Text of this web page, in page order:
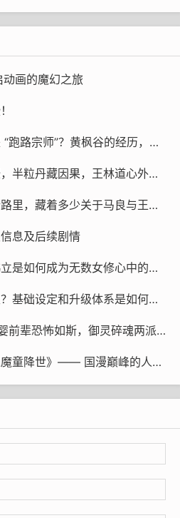
人物生动的表情背后蕴含的巨
没有什么华丽套路，讲的就是
运推着他向前走一步，遭遇危
，也不乏一丝狡黠。经过重重
效逼真，打斗场面流畅，更让
顽强毅力逆袭人生的可能。
角色也让人印象深刻。他为所
样的情感贯穿始终，使得每一
人的力量。他的故事既有悲壮
迈入了修行的边界。从步步艰
到成为纪元仙王，他的整个过
运转折。观众不禁为他的崛起
被剧情中的细节所触动。
很多人看了一遍又想再看一
人心的剧情吸引了无数热爱战
落、自己被贬为奴仆开始，罗
画的魔幻之旅
凡人修仙传：韩立为何是 “跑路宗师”？黄枫谷的经历，藏着他极致清醒的求道逻辑
仙逆：柳眉半生缠千幻怨，半粒丹藏因果，王林道心外的风终吹尽尘缘
仙逆动画：周紫虹的修行路里，藏着多少关于马良与王林的回忆？（红蝶自诉）
息及后续剧情
凡人修仙传相貌平平的韩立是如何成为无数女修心中的完美恋人？
凡人修仙传凭什么这么火？基础设定和升级体系是如何逐渐完善的？
凡人修仙传主线164：元婴前辈恐怖如斯，御灵碎魂两派拔腿就跑
从魔童到英雄：《哪吒之魔童降世》—— 国漫巅峰的人物故事深度解析